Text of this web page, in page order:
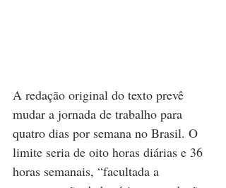
A redação original do texto prevê
mudar a jornada de trabalho para
quatro dias por semana no Brasil. O
limite seria de oito horas diárias e 36
horas semanais, “facultada a